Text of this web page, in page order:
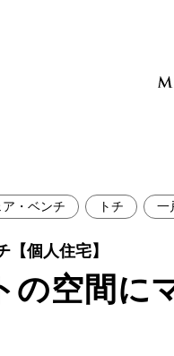
店
青山プレミアムギャラリー
新宿ギャラリー
・ベンチ トチ 一
の空間に
個人住宅】